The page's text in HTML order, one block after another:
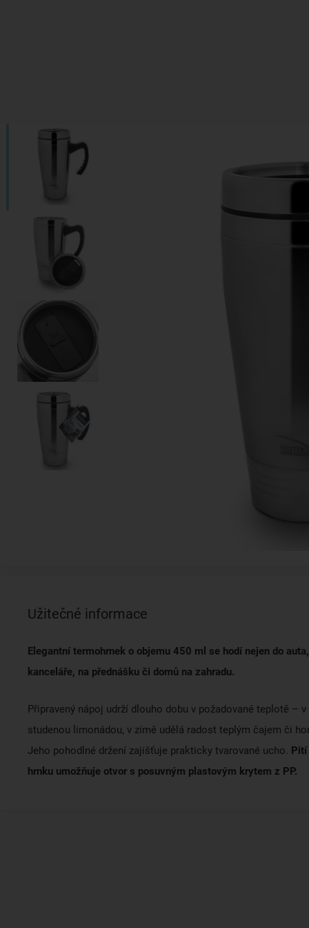
Užitečné informace
Elegantní termohrnek o objemu 450 ml se hodí nejen do
kanceláře, na přednášku či domů na zahradu.
Připravený nápoj udrží dlouho dobu v požadované teplotě –
studenou limonádou, v zimě udělá radost teplým čajem či
Jeho pohodlné držení zajišťuje prakticky tvarované ucho. Pití
hrnku umožňuje otvor s posuvným plastovým krytem z PP.